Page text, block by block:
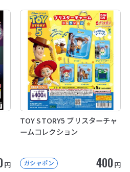
円
TOY STORY5 ブリスターチャ
ームコレクション
ガシャポン 400 円